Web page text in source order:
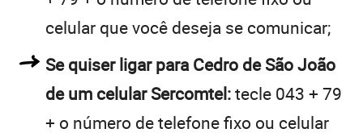
celular que você deseja se comunicar;
Se quiser ligar para Cedro de São João
de um celular Sercomtel:tecle 043 + 79
+ o número de telefone fixo ou celular